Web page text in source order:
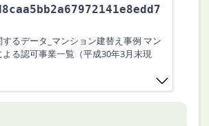
るデータ_マンション建替え事例 マン
る認可事業一覧（平成30年3月末現